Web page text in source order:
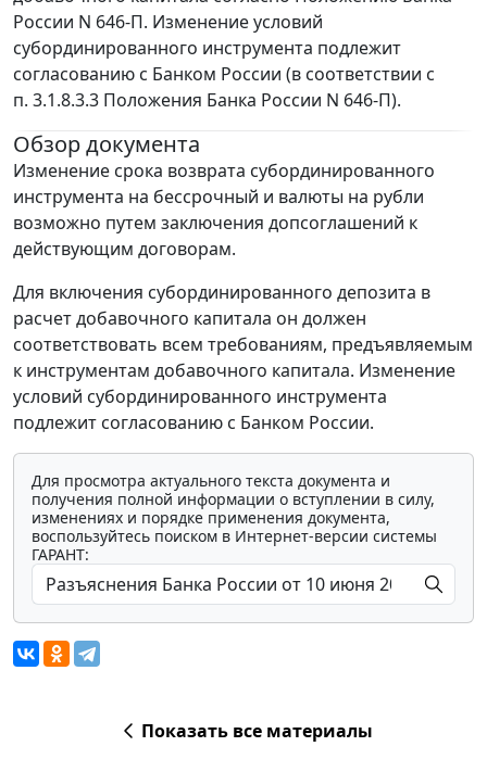
России N 646-П. Изменение условий
субординированного инструмента подлежит
согласованию с Банком России (в соответствии с
п. 3.1.8.3.3 Положения Банка России N 646-П).
Обзор документа
Изменение срока возврата субординированного
инструмента на бессрочный и валюты на рубли
возможно путем заключения допсоглашений к
действующим договорам.
Для включения субординированного депозита в
расчет добавочного капитала он должен
соответствовать всем требованиям, предъявляемым
к инструментам добавочного капитала. Изменение
условий субординированного инструмента
подлежит согласованию с Банком России.
Для просмотра актуального текста документа и
получения полной информации о вступлении в силу,
изменениях и порядке применения документа,
воспользуйтесь поиском в Интернет-версии системы
ГАРАНТ:
Показать все материалы